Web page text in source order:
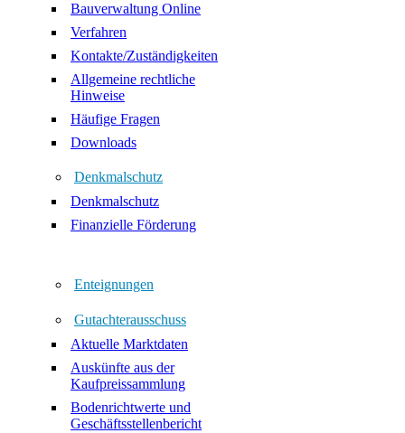
Bauverwaltung Online
Verfahren
Kontakte/Zuständigkeiten
Allgemeine rechtliche
Hinweise
Häufige Fragen
Downloads
Denkmalschutz
Denkmalschutz
Finanzielle Förderung
Enteignungen
Gutachterausschuss
Aktuelle Marktdaten
Auskünfte aus der
Kaufpreissammlung
Bodenrichtwerte und
Geschäftsstellenbericht